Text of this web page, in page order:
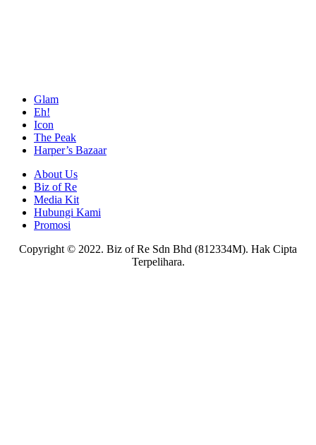
Glam
Eh!
Icon
The Peak
Harper’s Bazaar
About Us
Biz of Re
Media Kit
Hubungi Kami
Promosi
Copyright © 2022. Biz of Re Sdn Bhd (812334M). Hak Cipta
Terpelihara.